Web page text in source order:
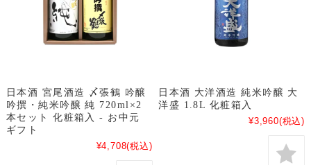
日本酒 宮尾酒造 〆張鶴 吟醸
吟撰・純米吟醸 純 720ml×2
本セット 化粧箱入 - お中元
ギフト
¥4,708(税込)
日本酒 大洋酒造 純米吟醸 大
洋盛 1.8L 化粧箱入
¥3,960(税込)